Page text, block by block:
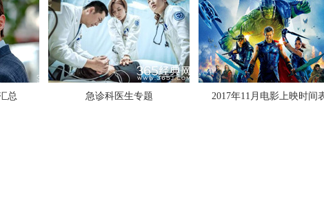
萧敬腾回应雨神称号：不要再问我下不下
了
总 急诊科医生专题 2017年11月电影上映时间